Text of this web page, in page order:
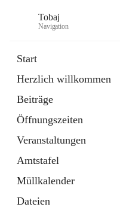
Tobaj
Navigation
Start
Herzlich willkommen
Beiträge
Öffnungszeiten
Veranstaltungen
Amtstafel
Müllkalender
Dateien
Externe Webseite
in
Tab
Formulare
2 Schnellzugriffe